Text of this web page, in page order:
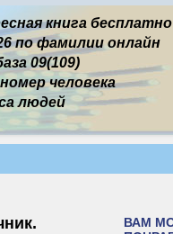
книга бесплатно
по фамилии онлайн
09(109)
человека
людей